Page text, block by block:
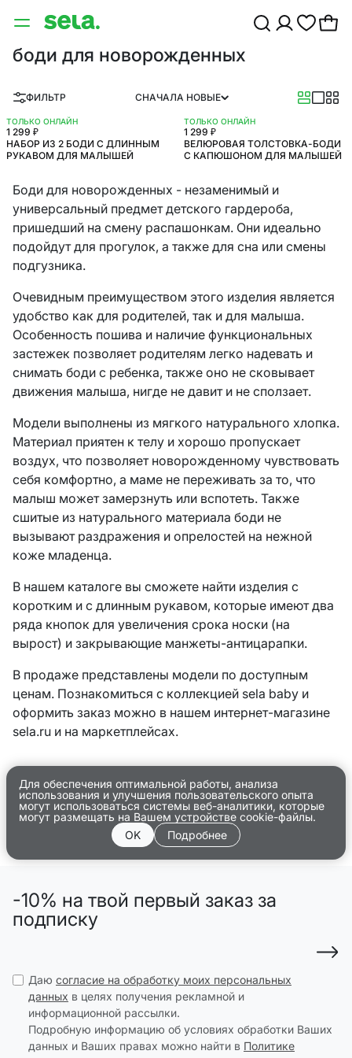
боди для новорожденных
ФИЛЬТР СНАЧАЛА НОВЫЕ
НОВИНКА
ТОЛЬКО ОНЛАЙН
1 299 ₽
НАБОР ИЗ 2 БОДИ С ДЛИННЫМ
РУКАВОМ ДЛЯ МАЛЫШЕЙ
ТОЛЬКО ОНЛАЙН
1 299 ₽
ВЕЛЮРОВАЯ ТОЛСТОВКА-БОДИ
С КАПЮШОНОМ ДЛЯ МАЛЫШЕЙ
Боди для новорожденных - незаменимый и
универсальный предмет детского гардероба,
пришедший на смену распашонкам. Они идеально
подойдут для прогулок, а также для сна или смены
подгузника.
Очевидным преимуществом этого изделия является
удобство как для родителей, так и для малыша.
Особенность пошива и наличие функциональных
застежек позволяет родителям легко надевать и
снимать боди с ребенка, также оно не сковывает
движения малыша, нигде не давит и не сползает.
Модели выполнены из мягкого натурального хлопка.
Материал приятен к телу и хорошо пропускает
воздух, что позволяет новорожденному чувствовать
себя комфортно, а маме не переживать за то, что
малыш может замерзнуть или вспотеть. Также
сшитые из натурального материала боди не
вызывают раздражения и опрелостей на нежной
коже младенца.
В нашем каталоге вы сможете найти изделия с
коротким и с длинным рукавом, которые имеют два
ряда кнопок для увеличения срока носки (на
вырост) и закрывающие манжеты-антицарапки.
В продаже представлены модели по доступным
ценам. Познакомиться с коллекцией sela baby и
оформить заказ можно в нашем интернет-магазине
sela.ru и на маркетплейсах.
Для обеспечения оптимальной работы, анализа
использования и улучшения пользовательского опыта
могут использоваться системы веб-аналитики, которые
могут размещать на Вашем устройстве cookie-файлы.
OK
Подробнее
-10% на твой первый заказ за
подписку
Даю согласие на обработку моих персональных
данных в целях получения рекламной и
информационной рассылки.
Подробную информацию об условиях обработки Ваших
данных и Ваших правах можно найти в Политике